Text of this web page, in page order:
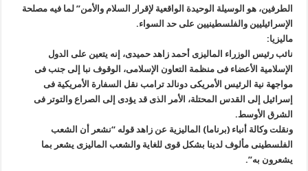
الطرفين، هو الوسيلة الوحيدة الواقعية لإقرار السلام والأمن” لما فيه مصلحة
الإسرائيليين والفلسطينيين على حد السواء.
ماليزيا:
نائب رئيس الوزراء الماليزى أحمد زاهد حميدى، إنه يتعين على الدول
الإسلامية الأعضاء فى منظمة التعاون الإسلامى، الوقوف نبا إلى جنب فى
مواجهة نية الرئيس الأمريكى دونالد ترامب نقل السفارة الأمريكية فى
إسرائيل إلى القدس المحتلة، الأمر الذى قد يؤدى إلى الصراع والتوتر فى
الشرق الأوسط.
ونقلت وكالة أنباء (برناما) الماليزية عن زاهد قوله “نشعر أن الشعب
الفلسطينى مألوف لدينا بشكل قوى للغاية والشعب الماليزى يشعر بما
يشعرون به”.